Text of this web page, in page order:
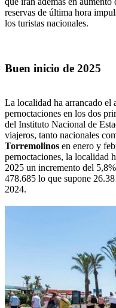
reservas de última hora
los turistas nacionales.
Buen inicio de 2025
La localidad ha arrancado el
pernoctaciones en los dos
del Instituto Nacional de
viajeros, tanto nacionales
Torremolinos en enero y
pernoctaciones, la localidad
2025 un incremento del
478.685 lo que supone
2024.